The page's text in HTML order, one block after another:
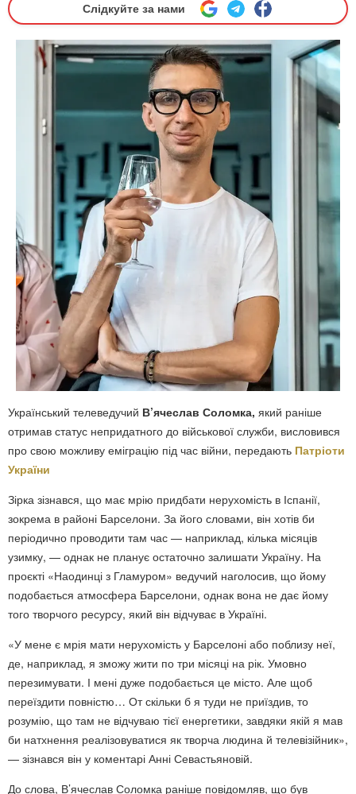
Слідкуйте за нами
Український телеведучий В’ячеслав Соломка, який раніше
отримав статус непридатного до військової служби, висловився
про свою можливу еміграцію під час війни, передають Патріоти
України
Зірка зізнався, що має мрію придбати нерухомість в Іспанії,
зокрема в районі Барселони. За його словами, він хотів би
періодично проводити там час — наприклад, кілька місяців
узимку, — однак не планує остаточно залишати Україну. На
проєкті «Наодинці з Гламуром» ведучий наголосив, що йому
подобається атмосфера Барселони, однак вона не дає йому
того творчого ресурсу, який він відчуває в Україні.
«У мене є мрія мати нерухомість у Барселоні або поблизу неї,
де, наприклад, я зможу жити по три місяці на рік. Умовно
перезимувати. І мені дуже подобається це місто. Але щоб
переїздити повністю… От скільки б я туди не приїздив, то
розумію, що там не відчуваю тієї енергетики, завдяки якій я мав
би натхнення реалізовуватися як творча людина й телевізійник»,
— зізнався він у коментарі Анні Севастьяновій.
До слова, В’ячеслав Соломка раніше повідомляв, що був